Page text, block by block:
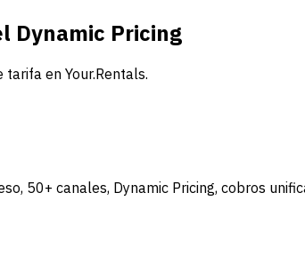
Dynamic Pricing
en Your.Rentals.
50+ canales, Dynamic Pricing, cobros